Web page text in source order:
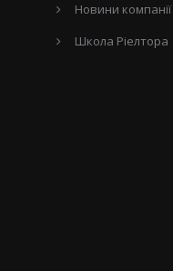
Новини компанії
Школа Ріелтора